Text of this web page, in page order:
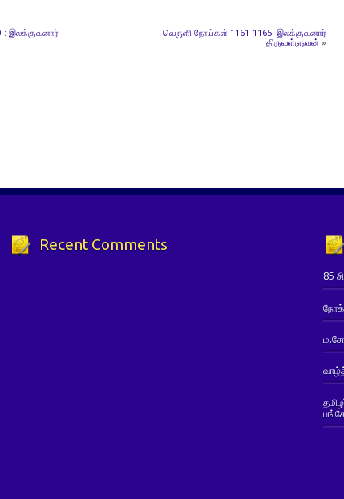
: இலக்குவனார்
வெருளி நோய்கள் 1161-1165: இலக்குவனார்
திருவள்ளுவன் »
Recent Comments
85